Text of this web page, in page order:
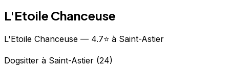
L'Etoile Chanceuse
L'Etoile Chanceuse — 4.7⭐ à Saint-Astier
Dogsitter à Saint-Astier (24)